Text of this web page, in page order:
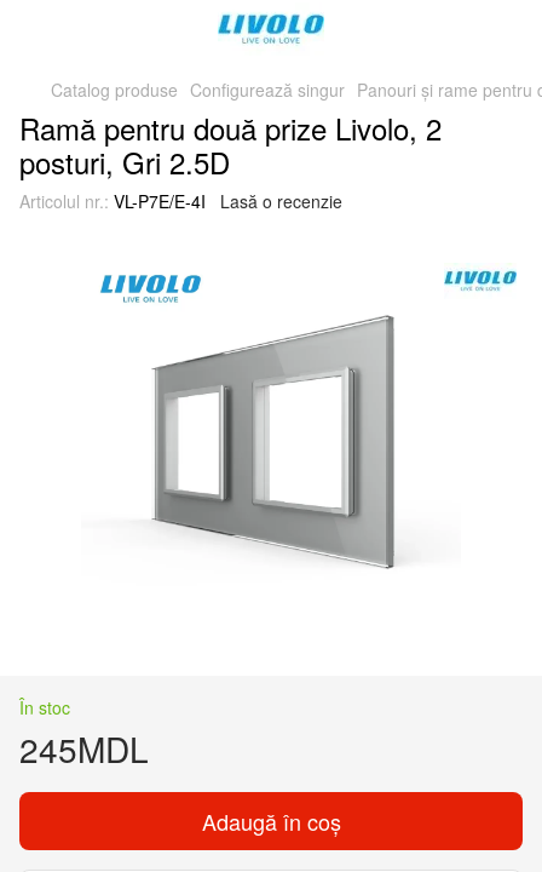
Catalog produse Configurează singur Panouri și rame pentru
Ramă pentru două prize Livolo, 2
posturi, Gri 2.5D
Articolul nr.: VL-P7E/E-4I Lasă o recenzie
În stoc
245MDL
Adaugă în coș